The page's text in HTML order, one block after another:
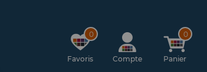
0
Favoris Compte
0
Panier